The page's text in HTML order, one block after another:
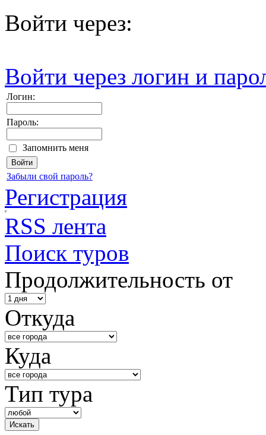
Войти через:
Войти через логин и
Логин:
Пароль:
Запомнить меня
Забыли свой пароль?
Регистрация
RSS лента
Поиск туров
Продолжительность от
Откуда
Куда
Тип тура